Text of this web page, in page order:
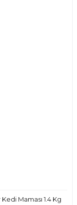
Purina One Steril Cat Beef & Wheat Kısır Kedi Maması 1.4 Kg